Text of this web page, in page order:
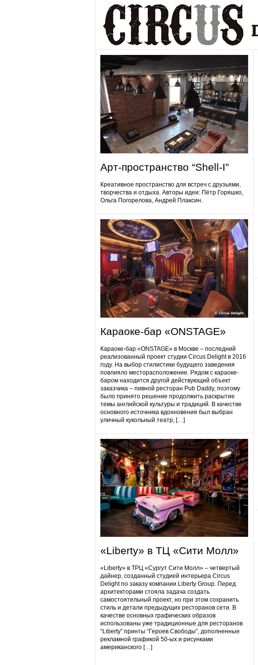
Арт-пространство “Shell-I”
Креативное пространство для встреч с друзьями,
творчества и отдыха. Авторы идеи: Пётр Горяшко,
Ольга Погорелова, Андрей Плаксин.
Караоке-бар «ONSTAGE»
Караоке-бар «ONSTAGE» в Москве – последний
реализованный проект студии Circus Delight в 2016
году. На выбор стилистики будущего заведения
повлияло месторасположение. Рядом с караоке-
баром находится другой действующий объект
заказчика – пивной ресторан Pub Daddy​, поэтому
было принято решение продолжить раскрытие
темы английской культуры и традиций. В качестве
основного источника вдохновения был выбран
уличный кукольный театр, […]
«Liberty» в ТЦ «Сити Молл»
«Liberty» в ТРЦ «Сургут Сити Молл» – четвертый
дайнер, созданный студией интерьера Circus
Delight по заказу компании Liberty Group. Перед
архитекторами стояла задача создать
самостоятельный проект, но при этом сохранить
стиль и детали предыдущих ресторанов сети. В
качестве основных графических образов
использованы уже традиционные для ресторанов
“Liberty” принты “Героев Свободы”, дополненные
рекламной графикой 50-ых и рисунками
американского […]